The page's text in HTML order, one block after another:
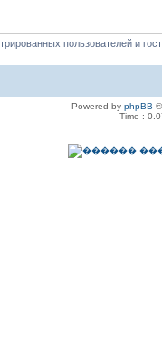
пользователей и
Powered by phpBB
Time :